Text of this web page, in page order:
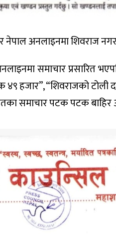
नेपाल अनलाइनमा शिवराज
समाचार प्रसारित
४९ हजार”, “शिवराजको
समाचार पटक पटक